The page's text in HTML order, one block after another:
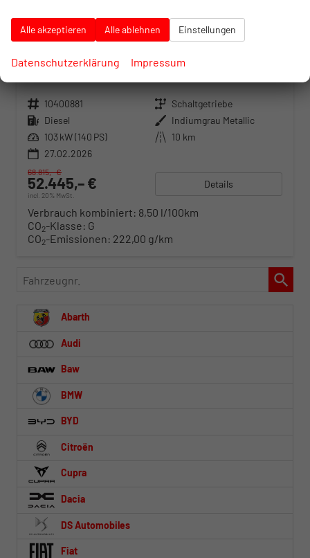
Plus 35 2.0 TDI 140 L3H2 Nav AHK 6S SHZ
Fahrzeugnr. 10400881 Getriebe Schaltgetriebe
Kraftstoff Diesel Außenfarbe Indiumgrau Metallic
Leistung 103 kW (140 PS) Kilometerstand 10 km
27.02.2026
52.445,– €
incl. 20% MwSt.
68.815,– €
Details
Verbrauch kombiniert: 8,50 l/100km
CO2-Klasse: G
CO2-Emissionen: 222,00 g/km
Fahrzeugnr.
Abarth
Audi
Baw
BMW
BYD
Citroën
Cupra
Dacia
DS Automobiles
Fiat
Alle akzeptieren Alle ablehnen Einstellungen
Datenschutzerklärung Impressum